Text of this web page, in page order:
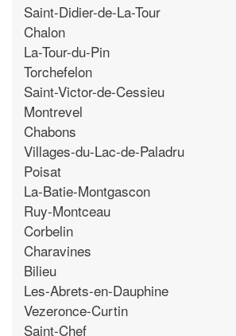
Saint-Didier-de-La-Tour
Chalon
La-Tour-du-Pin
Torchefelon
Saint-Victor-de-Cessieu
Montrevel
Chabons
Villages-du-Lac-de-Paladru
Poisat
La-Batie-Montgascon
Ruy-Montceau
Corbelin
Charavines
Bilieu
Les-Abrets-en-Dauphine
Vezeronce-Curtin
Saint-Chef